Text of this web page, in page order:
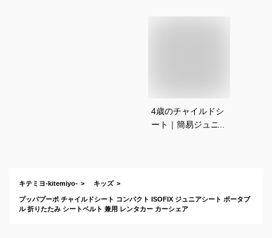
4歳のチャイルドシ
ート｜簡易ジュニア
キテミヨ-kitemiyo- キッズ
プッパプーポ チャイルドシート コンパクト ISOFIX ジュニアシート ポータブ
ル 折りたたみ シートベルト 兼用 レンタカー カーシェア